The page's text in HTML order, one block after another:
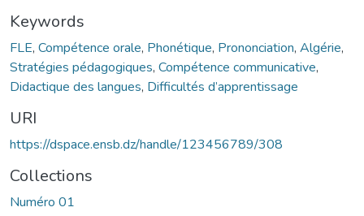
Keywords
FLE, Compétence orale, Phonétique, Prononciation, Algérie,
Stratégies pédagogiques, Compétence communicative,
Didactique des langues, Difficultés d’apprentissage
URI
https://dspace.ensb.dz/handle/123456789/308
Collections
Numéro 01